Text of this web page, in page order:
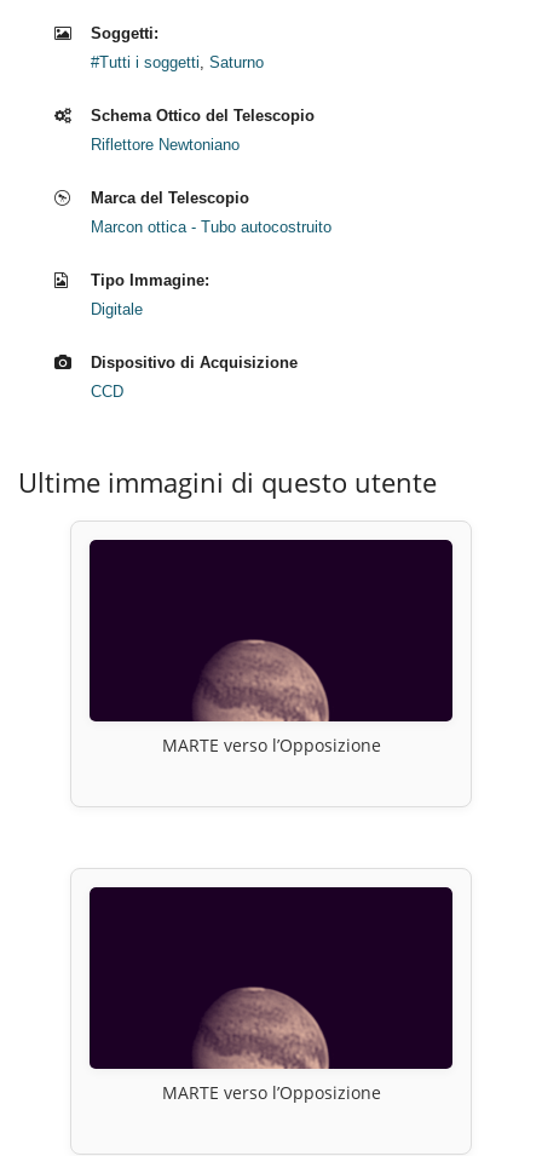
Soggetti:
#Tutti i soggetti, Saturno
Schema Ottico del Telescopio
Riflettore Newtoniano
Marca del Telescopio
Marcon ottica - Tubo autocostruito
Tipo Immagine:
Digitale
Dispositivo di Acquisizione
CCD
Ultime immagini di questo utente
MARTE verso l’Opposizione
MARTE verso l’Opposizione